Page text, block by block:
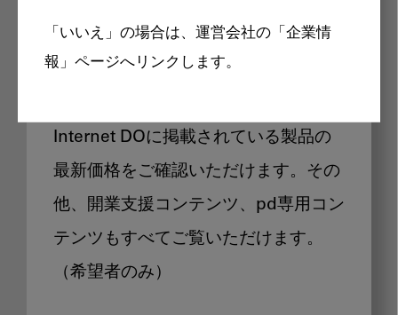
「いいえ」の場合は、運営会社の「企業情
報」ページへリンクします。
製品価格も閲覧可能
Internet DOに掲載されている製品の
最新価格をご確認いただけます。その
他、開業支援コンテンツ、pd専用コン
テンツもすべてご覧いただけます。
（希望者のみ）